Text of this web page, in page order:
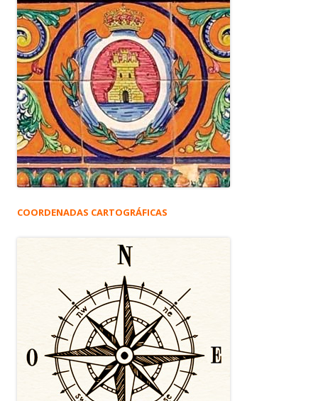
COORDENADAS CARTOGRÁFICAS